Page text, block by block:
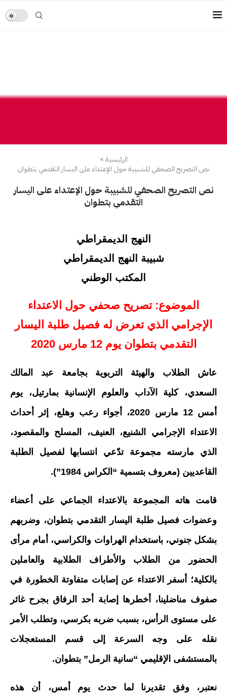
الرئيسية»
نص التصريح الصحفي للشبيبة حول الإعتداء على اليسار التقدمي بتطوان
نص التصريح الصحفي للشبيبة حول الإعتداء على اليسار
التقدمي بتطوان
النهج الديمقراطي
شبيبة النهج الديمقراطي
المكتب الوطني
الموضوع: تصريح صحفي حول الاعتداء
الإجرامي الذي تعرض له فصيل طلبة اليسار
التقدمي بتطوان يوم 12 مارس 2020
عاش الطلاب والهيئة التربوية بجامعة عبد المالك
السعدي، كلية الآداب والعلوم الإنسانية بمارتيل، يوم
أمس 12 مارس 2020، أجواء رعب وهلع، إثر أحداث
الاعتداء الإجرامي الشنيع، العنيف، المسلح والمقصود،
الذي مارسته مجموعة تدّعي انتسابها لفصيل الطلبة
القاعديين (معروف بتسمية “الكراس 1984”).
قامت هاته المجموعة بالاعتداء الجماعي على أعضاء
وعضوات فصيل طلبة اليسار التقدمي بتطوان، وضربهم
بشكل جنوني، باستخدام الهراوات والكراسي، أمام مرأى
الحضور من الطلاب والأطراف الطلابية والعاملين
بالكلية؛ أسفر الاعتداء عن إصابات متفاوتة الخطورة في
صفوف مناضلينا، أخطرها إصابة أحد الرفاق بجرح غائر
على مستوى الرأس، بسبب ضربه بكرسي، وتطلب الأمر
نقله على وجه السرعة إلى قسم المستعجلات
بالمستشفى الإقليمي “سانية الرمل” بتطوان.
نعتبر، وفق تقديرنا لما حدث يوم أمس، أن هذه